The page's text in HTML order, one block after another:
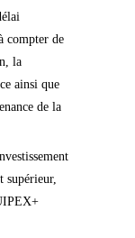
compter de
la
ainsi que
de la
supérieur,